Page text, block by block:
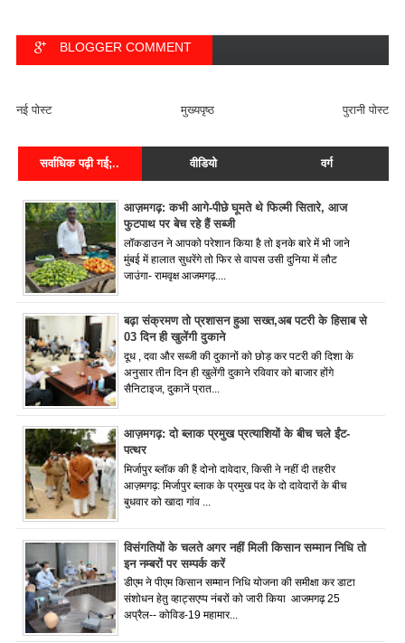
BLOGGER COMMENT
नई पोस्ट पुरानी पोस्ट
मुख्यपृष्ठ
सर्वाधिक पढ़ी गई;.. वीडियो वर्ग
आज़मगढ़: कभी आगे-पीछे घूमते थे फिल्मी सितारे, आज
फुटपाथ पर बेच रहे हैं सब्जी
लॉकडाउन ने आपको परेशान किया है तो इनके बारे में भी जाने
मुंबई में हालात सुधरेंगे तो फिर से वापस उसी दुनिया में लौट
जाउंगा- रामवृक्ष आजमगढ़....
बढ़ा संक्रमण तो प्रशासन हुआ सख्त,अब पटरी के हिसाब से
03 दिन ही खुलेंगी दुकाने
दूध , दवा और सब्जी की दुकानों को छोड़ कर पटरी की दिशा के
अनुसार तीन दिन ही खुलेंगी दुकाने रविवार को बाजार होंगे
सैनिटाइज, दुकानें प्रात...
आज़मगढ़: दो ब्लाक प्रमुख प्रत्याशियों के बीच चले ईंट-
पत्थर
मिर्जापुर ब्लॉक की हैं दोनो दावेदार, किसी ने नहीं दी तहरीर
आज़मगढ़: मिर्जापुर ब्लाक के प्रमुख पद के दो दावेदारों के बीच
बुधवार को खादा गांव ...
विसंगतियों के चलते अगर नहीं मिली किसान सम्मान निधि तो
इन नम्बरों पर सम्पर्क करें
डीएम ने पीएम किसान सम्मान निधि योजना की समीक्षा कर डाटा
संशोधन हेतु व्हाट्सएप्प नंबरों को जारी किया आजमगढ़ 25
अप्रैल-- कोविड-19 महामार...